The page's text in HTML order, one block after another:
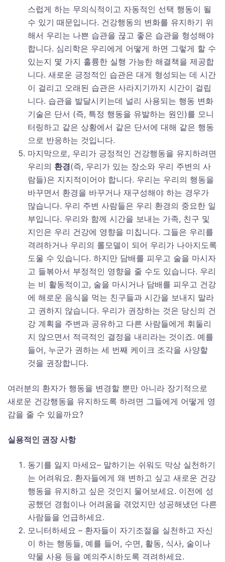
스럽게 하는 무의식적이고 자동적인 선택 행동이 될
수 있기 때문입니다. 건강행동의 변화를 유지하기 위
해서 우리는 나쁜 습관을 끊고 좋은 습관을 형성해야
합니다. 심리학은 우리에게 어떻게 하면 그렇게 할 수
있는지 몇 가지 훌륭한 실행 가능한 해결책을 제공합
니다. 새로운 긍정적인 습관은 대게 형성되는 데 시간
이 걸리고 오래된 습관은 사라지기까지 시간이 걸립
니다. 습관을 발달시키는데 널리 사용되는 행동 변화
기술은 단서 (즉, 특정 행동을 유발하는 원인)를 모니
터링하고 같은 상황에서 같은 단서에 대해 같은 행동
으로 반응하는 것입니다.
마지막으로, 우리가 긍정적인 건강행동을 유지하려면
우리의 환경(즉, 우리가 있는 장소와 우리 주변의 사
람들)은 지지적이어야 합니다. 우리는 우리의 행동을
바꾸면서 환경을 바꾸거나 재구성해야 하는 경우가
많습니다. 우리 주변 사람들은 우리 환경의 중요한 일
부입니다. 우리와 함께 시간을 보내는 가족, 친구 및
지인은 우리 건강에 영향을 미칩니다. 그들은 우리를
격려하거나 우리의 롤모델이 되어 우리가 나아지도록
도울 수 있습니다. 하지만 담배를 피우고 술을 마시자
고 들볶아서 부정적인 영향을 줄 수도 있습니다. 우리
는 비 활동적이고, 술을 마시거나 담배를 피우고 건강
에 해로운 음식을 먹는 친구들과 시간을 보내지 말라
고 권하지 않습니다. 우리가 권장하는 것은 당신의 건
강 계획을 주변과 공유하고 다른 사람들에게 휘둘리
지 않으면서 적극적인 결정을 내리라는 것이죠. 예를
들어, 누군가 권하는 세 번째 케이크 조각을 사양할
것을 권장합니다.
여러분의 환자가 행동을 변경할 뿐만 아니라 장기적으로
새로운 건강행동을 유지하도록 하려면 그들에게 어떻게 영
감을 줄 수 있을까요?
실용적인 권장 사항
동기를 잃지 마세요– 말하기는 쉬워도 막상 실천하기
는 어려워요. 환자들에게 왜 변하고 싶고 새로운 건강
행동을 유지하고 싶은 것인지 물어보세요. 이전에 성
공했던 경험이나 어려움을 겪었지만 성공해냈던 다른
사람들을 언급하세요.
모니터하세요 – 환자들이 자기조절을 실천하고 자신
이 하는 행동들, 예를 들어, 수면, 활동, 식사, 술이나
약물 사용 등을 예의주시하도록 격려하세요.